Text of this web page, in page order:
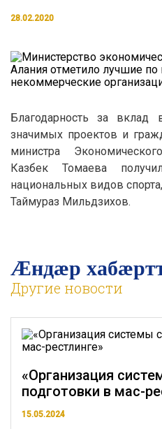
28.02.2020
Благодарность за вклад
значимых проектов и
министра
Казбек Томаева
национальных видов
Таймураз Мильдзихов.
Æндӕр
Другие новости
«Организация
подготовки в мас-
15.05.2024